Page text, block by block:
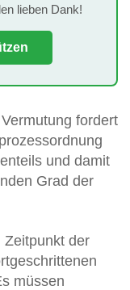
lieben Dank!
fordert
und damit
Grad der
Zeitpunkt der
müssen